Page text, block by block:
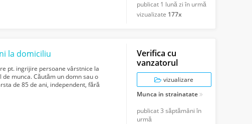
publicat 1 lună zi în urmă
vizualizate 177x
la domiciliu
pt. ingrijire persoane vârstnice la
munca. Căutăm un domn sau o
de 85 de ani, independent, fără
Verifica cu
vanzatorul
vizualizare
Munca in strainatate
publicat3 săptămâni în
urmă